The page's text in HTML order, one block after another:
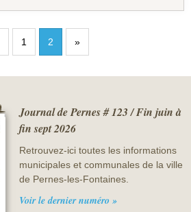
1 2 »
Journal de Pernes # 123 / Fin juin à
fin sept 2026
Retrouvez-ici toutes les informations
municipales et communales de la ville
de Pernes-les-Fontaines.
Voir le dernier numéro »